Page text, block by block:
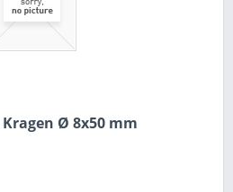
Ø 8x50 mm